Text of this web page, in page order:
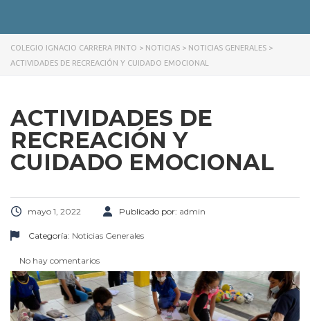
COLEGIO IGNACIO CARRERA PINTO > NOTICIAS > NOTICIAS GENERALES >
ACTIVIDADES DE RECREACIÓN Y CUIDADO EMOCIONAL
ACTIVIDADES DE
RECREACIÓN Y
CUIDADO EMOCIONAL
mayo 1, 2022 Publicado por: admin
Categoría: Noticias Generales
No hay comentarios